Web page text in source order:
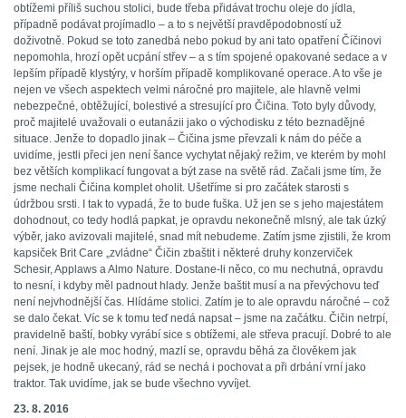
obtížemi příliš suchou stolici, bude třeba přidávat trochu oleje do jídla,
případně podávat projímadlo – a to s největší pravděpodobností už
doživotně. Pokud se toto zanedbá nebo pokud by ani tato opatření Číčinovi
nepomohla, hrozí opět ucpání střev – a s tím spojené opakované sedace a v
lepším případě klystýry, v horším případě komplikované operace. A to vše je
nejen ve všech aspektech velmi náročné pro majitele, ale hlavně velmi
nebezpečné, obtěžující, bolestivé a stresující pro Čičina. Toto byly důvody,
proč majitelé uvažovali o eutanázii jako o východisku z této beznadějné
situace. Jenže to dopadlo jinak – Čičina jsme převzali k nám do péče a
uvidíme, jestli přeci jen není šance vychytat nějaký režim, ve kterém by mohl
bez větších komplikací fungovat a být zase na světě rád. Začali jsme tím, že
jsme nechali Čičina komplet oholit. Ušetříme si pro začátek starosti s
údržbou srsti. I tak to vypadá, že to bude fuška. Už jen se s jeho majestátem
dohodnout, co tedy hodlá papkat, je opravdu nekonečně mlsný, ale tak úzký
výběr, jako avizovali majitelé, snad mít nebudeme. Zatím jsme zjistili, že krom
kapsiček Brit Care „zvládne“ Čičin zbaštit i některé druhy konzerviček
Schesir, Applaws a Almo Nature. Dostane-li něco, co mu nechutná, opravdu
to nesní, i kdyby měl padnout hlady. Jenže baštit musí a na převýchovu teď
není nejvhodnější čas. Hlídáme stolici. Zatím je to ale opravdu náročné – což
se dalo čekat. Víc se k tomu teď nedá napsat – jsme na začátku. Čičin netrpí,
pravidelně baští, bobky vyrábí sice s obtížemi, ale střeva pracují. Dobré to ale
není. Jinak je ale moc hodný, mazlí se, opravdu běhá za člověkem jak
pejsek, je hodně ukecaný, rád se nechá i pochovat a při drbání vrní jako
traktor. Tak uvidíme, jak se bude všechno vyvíjet.
23. 8. 2016